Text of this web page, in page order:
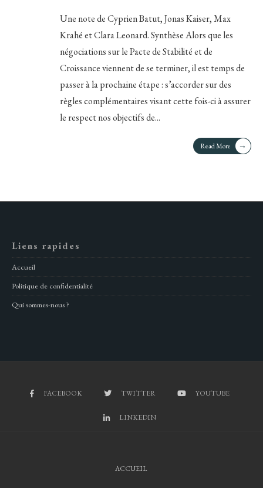
Une note de Cyprien Batut, Jonas Kaiser, Max
Krahé et Clara Leonard. Synthèse Alors que les
négociations sur le Pacte de Stabilité et de
Croissance viennent de se terminer, il est temps de
passer à la prochaine étape : s’accorder sur des
règles complémentaires visant cette fois-ci à assurer
le respect nos objectifs de...
Read More →
Liens rapides
Accueil
Politique de confidentialité
Qui sommes-nous ?
FACEBOOK TWITTER YOUTUBE
LINKEDIN
ACCUEIL